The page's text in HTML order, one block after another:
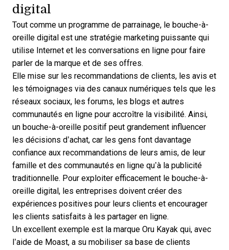
digital
Tout comme un programme de parrainage, le bouche-à-
oreille digital est une stratégie marketing puissante qui
utilise Internet et les conversations en ligne pour faire
parler de la marque et de ses offres.
Elle mise sur les recommandations de clients, les avis et
les témoignages via des canaux numériques tels que les
réseaux sociaux, les forums, les blogs et autres
communautés en ligne pour accroître la visibilité. Ainsi,
un bouche-à-oreille positif peut grandement influencer
les décisions d’achat, car les gens font davantage
confiance aux recommandations de leurs amis, de leur
famille et des communautés en ligne qu’à la publicité
traditionnelle. Pour exploiter efficacement le bouche-à-
oreille digital, les entreprises doivent créer des
expériences positives pour leurs clients et encourager
les clients satisfaits à les partager en ligne.
Un excellent exemple est la marque Oru Kayak qui, avec
l’aide de Moast, a su mobiliser sa base de clients